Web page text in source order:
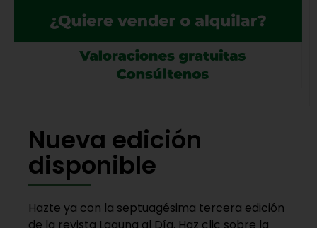
Nueva edición
disponible
Hazte ya con la septuagésima tercera edición
de la revista Laguna al Día. Haz clic sobre la